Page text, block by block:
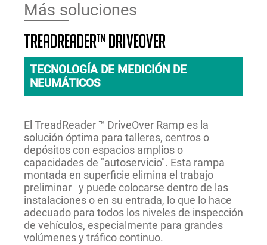
Más soluciones
TreadReader™ DriveOver
TECNOLOGÍA DE MEDICIÓN DE
NEUMÁTICOS
El TreadReader ™ DriveOver Ramp es la
solución óptima para talleres, centros o
depósitos con espacios amplios o
capacidades de "autoservicio". Esta rampa
montada en superficie elimina el trabajo
preliminar y puede colocarse dentro de las
instalaciones o en su entrada, lo que lo hace
adecuado para todos los niveles de inspección
de vehículos, especialmente para grandes
volúmenes y tráfico continuo.